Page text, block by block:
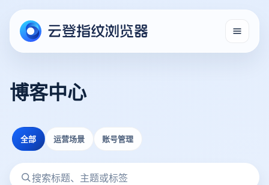
博客中心
全部 运营场景 账号管理